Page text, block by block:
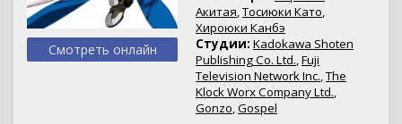
Смотреть онлайн
Акитая,Тосиюки Като,
Хироюки Канбэ
Студии: Kadokawa Shoten
Publishing Co. Ltd.,Fuji
Television Network Inc.,The
Klock Worx Company Ltd.,
Gonzo,Gospel